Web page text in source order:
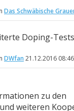
Das Schwäbische
Doping-
DWfan 21.12.2016 08:46
zu den
weiteren